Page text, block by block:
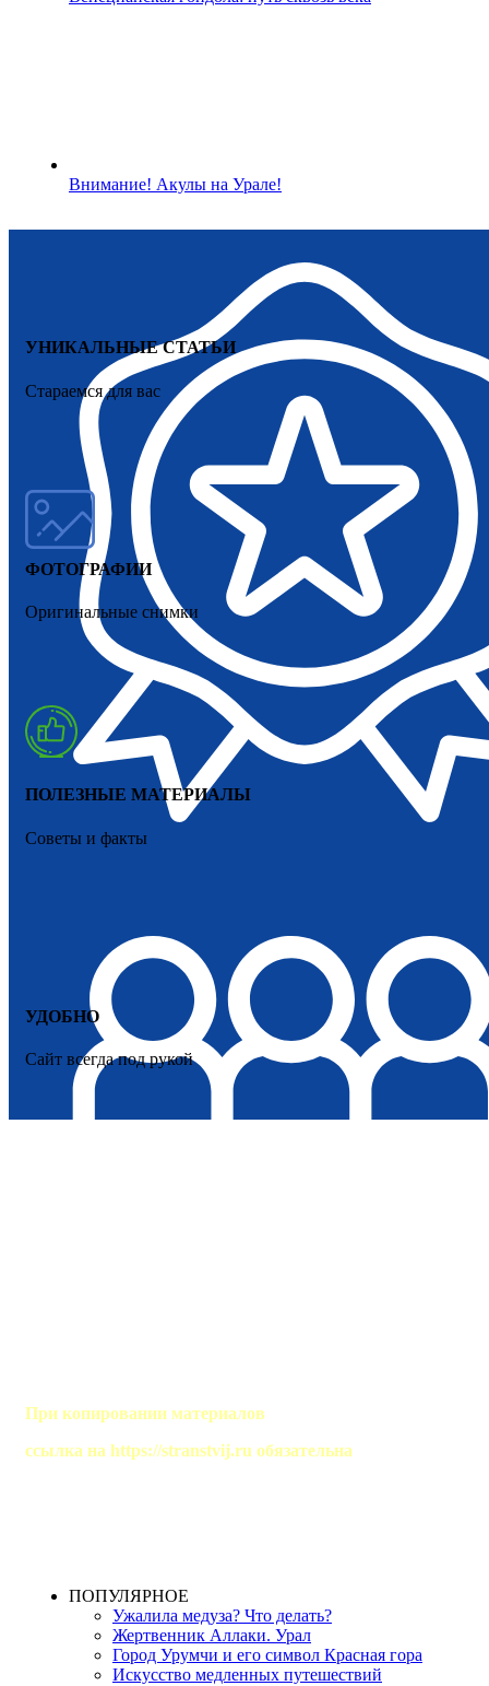
Внимание! Акулы на Урале!
УНИКАЛЬНЫЕ СТАТЬИ
Стараемся для вас
ФОТОГРАФИИ
Оригинальные снимки
ПОЛЕЗНЫЕ МАТЕРИАЛЫ
Советы и факты
УДОБНО
Сайт всегда под рукой
При копировании материалов
ссылка на https://stranstvij.ru обязательна
ПОПУЛЯРНОЕ
Ужалила медуза? Что делать?
Жертвенник Аллаки. Урал
Город Урумчи и его символ Красная гора
Искусство медленных путешествий